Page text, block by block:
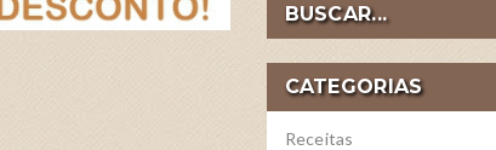
BUSCAR...
CATEGORIAS
Receitas